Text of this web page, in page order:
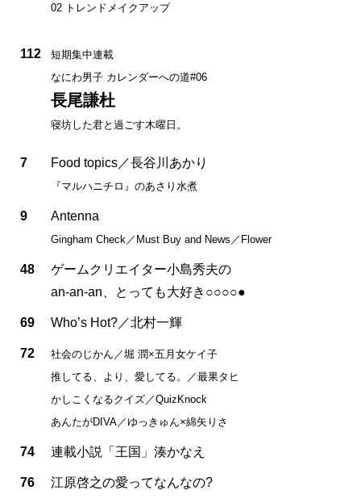
02 トレンドメイクアップ
112
短期集中連載
なにわ男子 カレンダーへの道#06
長尾謙杜
寝坊した君と過ごす木曜日。
7 Food topics／長谷川あかり
『マルハニチロ』のあさり水煮
9 Antenna
Gingham Check／Must Buy and News／Flower
48
ゲームクリエイター小島秀夫の
an-an-an、とっても大好き○○○○●
69 Who’s Hot?／北村一輝
72
社会のじかん／堀 潤×五月女ケイ子
推してる、より、愛してる。／最果タヒ
かしこくなるクイズ／QuizKnock
あんたがDIVA／ゆっきゅん×綿矢りさ
74 連載小説「王国」湊かなえ
76 江原啓之の愛ってなんなの?